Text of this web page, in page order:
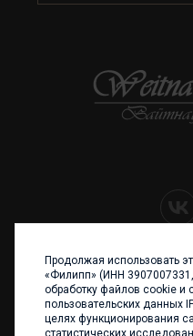
+7
236017
ул.
Телефон:
Продолжая использовать
«Филипп» (ИНН
обработку файлов cookie и
пользовательских данных
целях функционирования
статистических